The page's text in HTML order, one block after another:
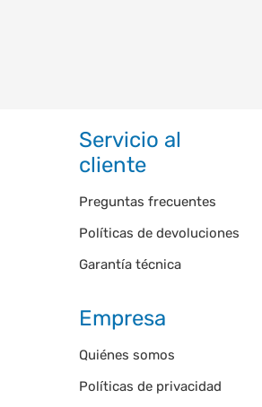
Servicio al
cliente
Preguntas frecuentes
Políticas de devoluciones
Garantía técnica
Empresa
Quiénes somos
Políticas de privacidad